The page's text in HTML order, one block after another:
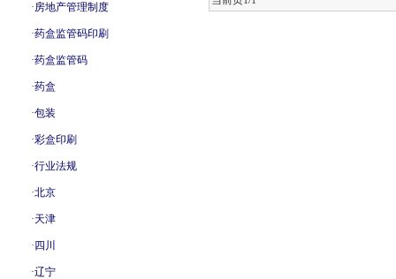
·房地产管理制度
·药盒监管码印刷
·药盒监管码
·药盒
·包装
·彩盒印刷
·行业法规
·北京
·天津
· 四川
·辽宁